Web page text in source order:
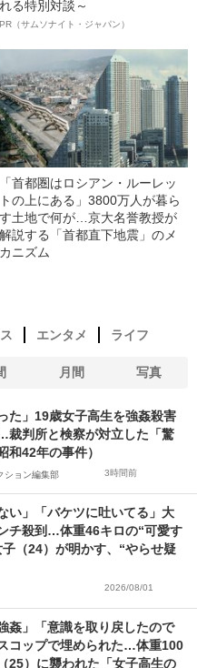
れる特別対談～
PR（サムソナイト・ジャパン）
「首都圏はロシアン・ルーレッ
トの上にある」3800万人が暮ら
す土地で何が…京大名誉教授が
解説する「首都直下地震」のメ
カニズム
エンタメ ライフ
月間 写真
た」19歳女子高生を強姦殺害
裁判所と検察が対立した「驚
和42年の事件）
ション編集部 3時間前
い」「バケツに吐いてる」大
チ殺到…体重46キロの“可愛す
子（24）が明かす、“やらせ疑
2026/08/01
姦」「意識を取り戻したので
コップで埋められた…体重100
25）に襲われた「女子高生の